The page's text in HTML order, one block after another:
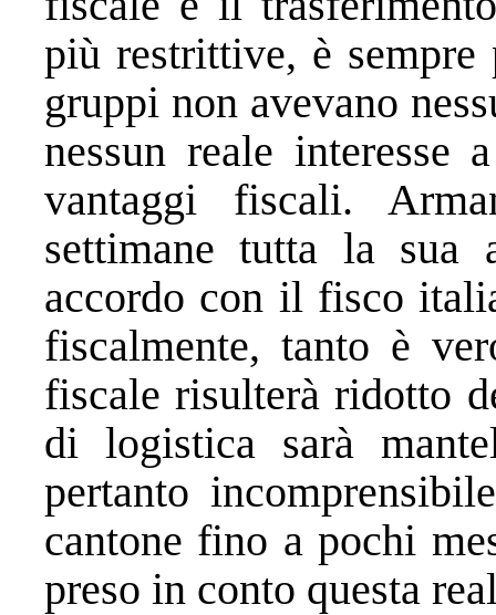
più restrittive, è
gruppi non avevano
nessun reale
vantaggi fiscali.
settimane tutta la sua
accordo con il fisco
fiscalmente, tanto è
fiscale risulterà ridotto
di logistica sarà
pertanto
cantone fino a pochi
preso in conto questa